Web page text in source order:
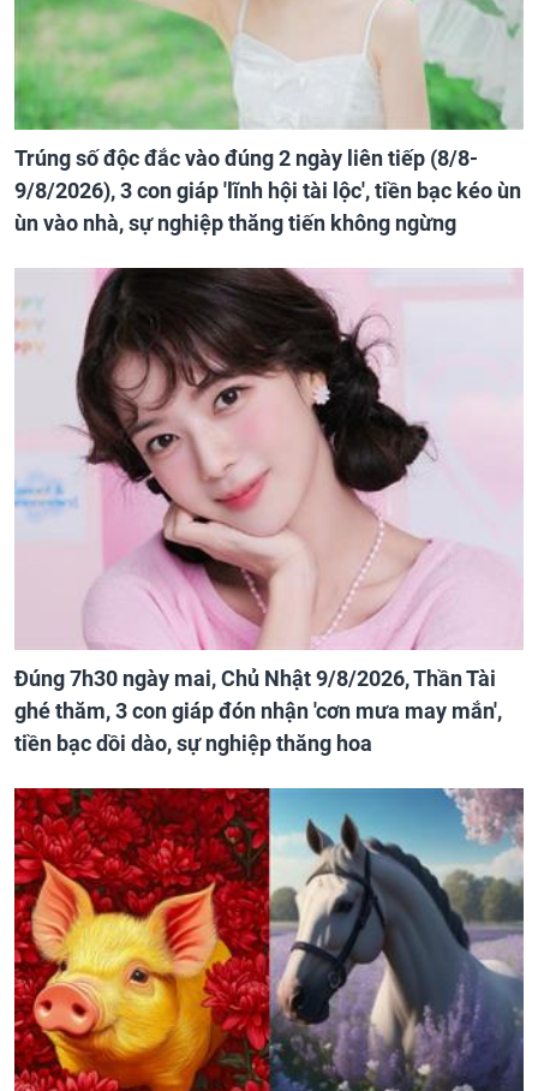
Trúng số độc đắc vào đúng 2 ngày liên tiếp (8/8-
9/8/2026), 3 con giáp 'lĩnh hội tài lộc', tiền bạc kéo ùn
ùn vào nhà, sự nghiệp thăng tiến không ngừng
Đúng 7h30 ngày mai, Chủ Nhật 9/8/2026, Thần Tài
ghé thăm, 3 con giáp đón nhận 'cơn mưa may mắn',
tiền bạc dồi dào, sự nghiệp thăng hoa